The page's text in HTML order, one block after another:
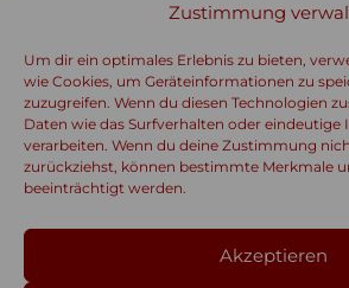
Zustimmung
Um dir ein optimales Erlebnis zu bieten,
wie Cookies, um Geräteinformationen zu
zuzugreifen. Wenn du diesen Technologien
Daten wie das Surfverhalten oder eindeutige
verarbeiten. Wenn du deine Zustimmung
zurückziehst, können bestimmte Merkmale
beeinträchtigt werden.
Akzeptieren
krismer-guss@aon.at
+43 699 17562361
Copyright © 2026